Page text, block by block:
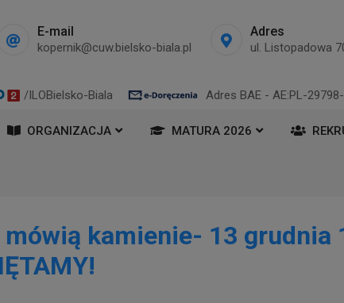
E-mail
kopernik@cuw.bielsko-biala.pl
Adres
ul. Listopadowa
/ILOBielsko-Biala Adres BAE - AE:PL-
ORGANIZACJA MATURA 2026
kamienie- 13 grudnia